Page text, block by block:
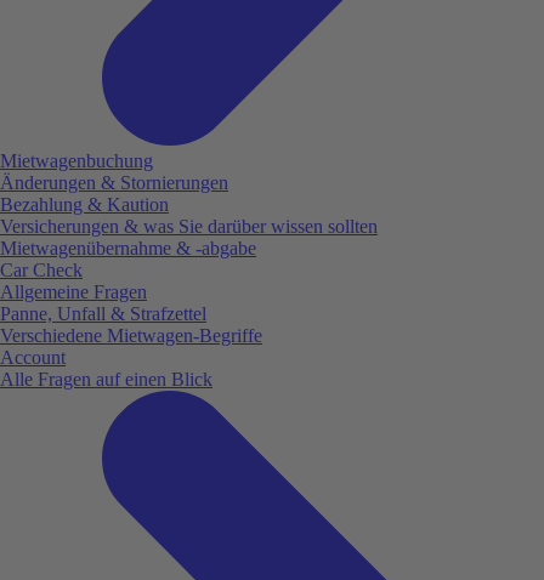
Mietwagenbuchung
Änderungen & Stornierungen
Bezahlung & Kaution
Versicherungen & was Sie darüber wissen sollten
Mietwagenübernahme & -abgabe
Car Check
Allgemeine Fragen
Panne, Unfall & Strafzettel
Verschiedene Mietwagen-Begriffe
Account
Alle Fragen auf einen Blick